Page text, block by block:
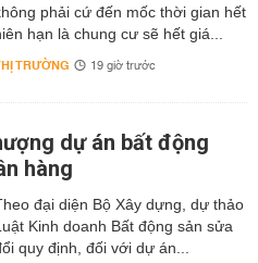
phải cứ đến mốc thời gian hết
hạn là chung cư sẽ hết giá...
TRƯỜNG 19 giờ trước
dự án bất động
hàng
đại diện Bộ Xây dựng, dự thảo
Kinh doanh Bất động sản sửa
quy định, đối với dự án...